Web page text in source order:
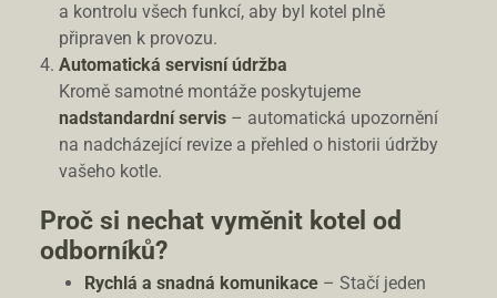
a kontrolu všech funkcí, aby byl kotel plně
připraven k provozu.
Automatická servisní údržba
Kromě samotné montáže poskytujeme
nadstandardní servis – automatická upozornění
na nadcházející revize a přehled o historii údržby
vašeho kotle.
Proč si nechat vyměnit kotel od
odborníků?
Rychlá a snadná komunikace – Stačí jeden